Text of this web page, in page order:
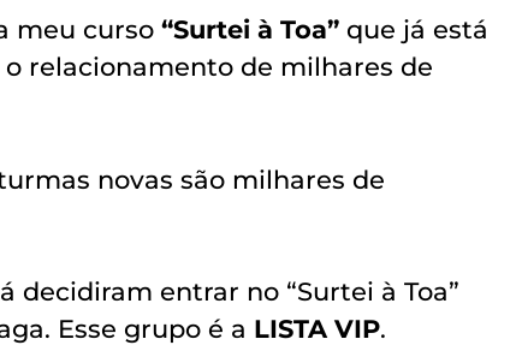
meu curso “Surtei à Toa” que já está
relacionamento de milhares de
novas são milhares de
decidiram entrar no “Surtei à Toa”
Esse grupo é a LISTA VIP.